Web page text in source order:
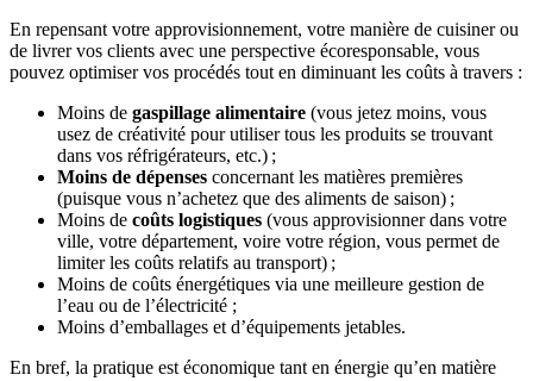
En repensant votre approvisionnement, votre manière de cuisiner ou
de livrer vos clients avec une perspective écoresponsable, vous
pouvez optimiser vos procédés tout en diminuant les coûts à travers :
Moins de gaspillage alimentaire (vous jetez moins, vous
usez de créativité pour utiliser tous les produits se trouvant
dans vos réfrigérateurs, etc.) ;
Moins de dépenses concernant les matières premières
(puisque vous n’achetez que des aliments de saison) ;
Moins de coûts logistiques (vous approvisionner dans votre
ville, votre département, voire votre région, vous permet de
limiter les coûts relatifs au transport) ;
Moins de coûts énergétiques via une meilleure gestion de
l’eau ou de l’électricité ;
Moins d’emballages et d’équipements jetables.
En bref, la pratique est économique tant en énergie qu’en matière